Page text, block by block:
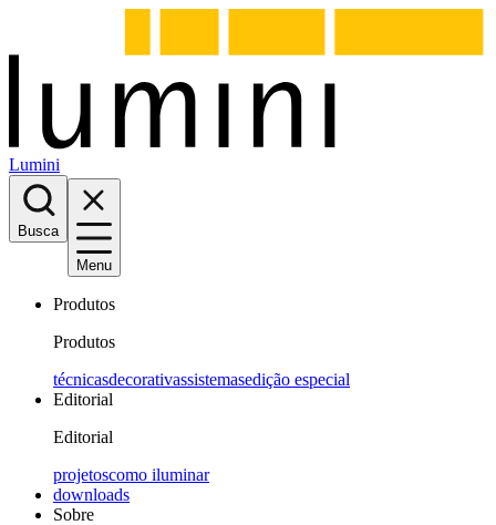
Lumini
Busca
Menu
Produtos
Produtos
técnicasdecorativassistemasedição especial
Editorial
Editorial
projetoscomo iluminar
downloads
Sobre